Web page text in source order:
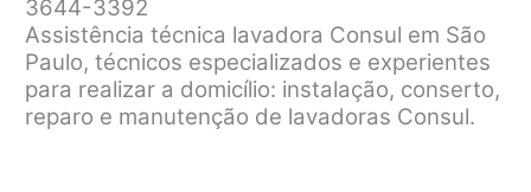
3644-3392
Assistência técnica lavadora Consul em São
Paulo, técnicos especializados e experientes
para realizar a domicílio: instalação, conserto,
reparo e manutenção de lavadoras Consul.